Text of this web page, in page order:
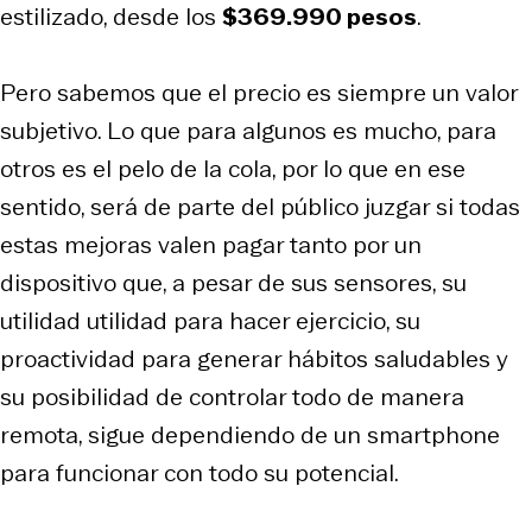
estilizado, desde los $369.990 pesos.
Pero sabemos que el precio es siempre un valor
subjetivo. Lo que para algunos es mucho, para
otros es el pelo de la cola, por lo que en ese
sentido, será de parte del público juzgar si todas
estas mejoras valen pagar tanto por un
dispositivo que, a pesar de sus sensores, su
utilidad utilidad para hacer ejercicio, su
proactividad para generar hábitos saludables y
su posibilidad de controlar todo de manera
remota, sigue dependiendo de un smartphone
para funcionar con todo su potencial.